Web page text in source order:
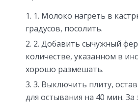
1. Молоко нагреть в
градусов, посолить.
2. Добавить сычужный
количестве, указанном в
хорошо размешать.
3. Выключить плиту,
для остывания на 40 мин. За